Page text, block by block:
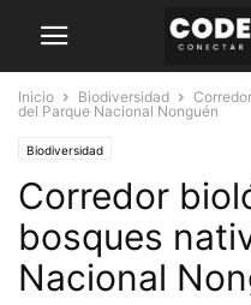
Inicio Biodiversidad
del Parque Nacional Nonguén
Biodiversidad
Corredor
bosques
Nacional